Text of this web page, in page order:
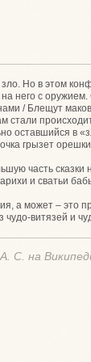
Но в этом
него с
/ Блещут
оставшийся в
грызет
часть сказки
и сватьи
а может – это
витязей и
С. на